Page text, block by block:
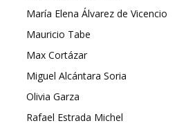
María Elena Álvarez de Vicencio
Mauricio Tabe
Max Cortázar
Miguel Alcántara Soria
Olivia Garza
Rafael Estrada Michel